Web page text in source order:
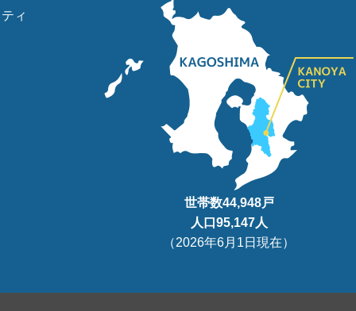
ィ
世帯数44,948戸
人口95,147人
（2026年6月1日現在）